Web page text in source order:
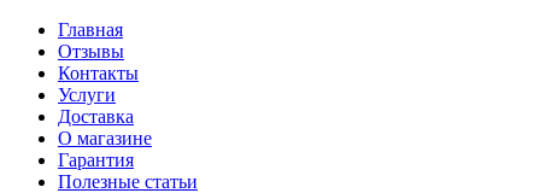
Главная
Отзывы
Контакты
Услуги
Доставка
О магазине
Гарантия
Полезные статьи